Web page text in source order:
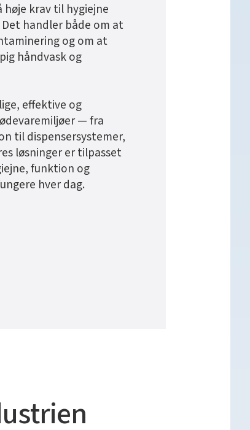
høje krav til hygiejne
handler både om at
og om at
håndvask og
effektive og
— fra
til dispensersystemer,
løsninger er tilpasset
funktion og
hver dag.